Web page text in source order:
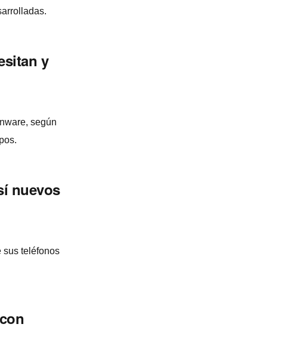
y
según
nuevos
sus teléfonos